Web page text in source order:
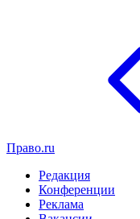
Право.ru
Редакция
Конференции
Реклама